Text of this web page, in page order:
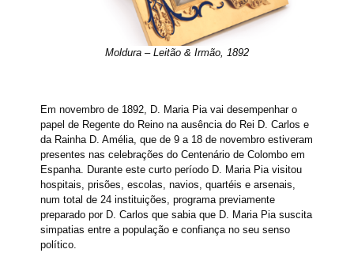
Moldura – Leitão & Irmão, 1892
Em novembro de 1892, D. Maria Pia vai desempenhar o
papel de Regente do Reino na ausência do Rei D. Carlos e
da Rainha D. Amélia, que de 9 a 18 de novembro estiveram
presentes nas celebrações do Centenário de Colombo em
Espanha. Durante este curto período D. Maria Pia visitou
hospitais, prisões, escolas, navios, quartéis e arsenais,
num total de 24 instituições, programa previamente
preparado por D. Carlos que sabia que D. Maria Pia suscita
simpatias entre a população e confiança no seu senso
político.